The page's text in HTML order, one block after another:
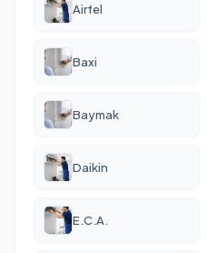
Airfel
Baxi
Baymak
Daikin
E.C.A.